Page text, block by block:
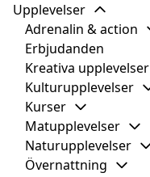
Upplevelser
Adrenalin & action
Erbjudanden
Kreativa upplevelser
Kulturupplevelser
Kurser
Matupplevelser
Naturupplevelser
Övernattning